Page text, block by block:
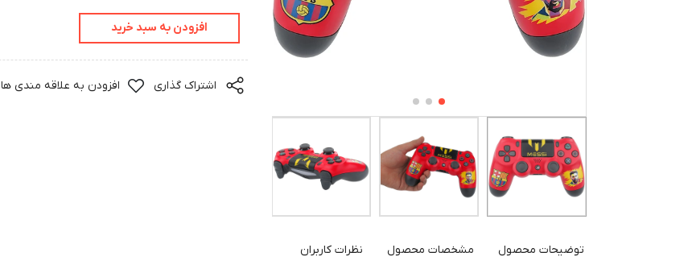
افزودن به سبد خرید
اشتراک گذاری افزودن به علاقه مندی ها
توضیحات محصول مشخصات محصول نظرات کاربران